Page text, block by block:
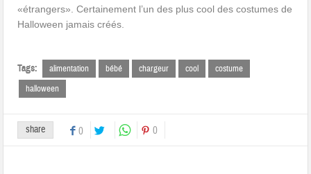
«étrangers». Certainement l’un des plus cool des costumes de
Halloween jamais créés.
Tags: alimentation bébé chargeur cool
costume
halloween
share 0 0